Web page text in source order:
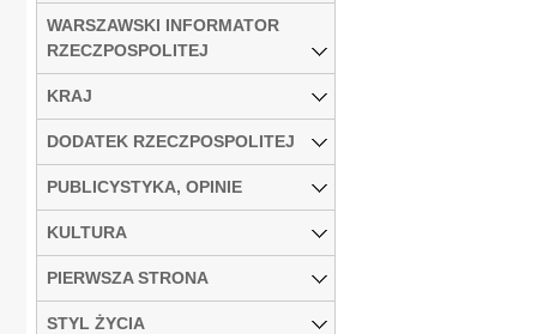
WARSZAWSKI INFORMATOR
RZECZPOSPOLITEJ
KRAJ
DODATEK RZECZPOSPOLITEJ
PUBLICYSTYKA, OPINIE
KULTURA
PIERWSZA STRONA
STYL ŻYCIA